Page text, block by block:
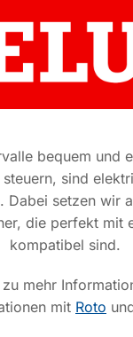
bequem und
sind
Dabei setzen wir
die perfekt mit
kompatibel sind.
mehr
mit Roto